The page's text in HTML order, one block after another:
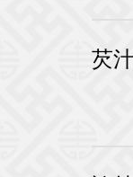
芡